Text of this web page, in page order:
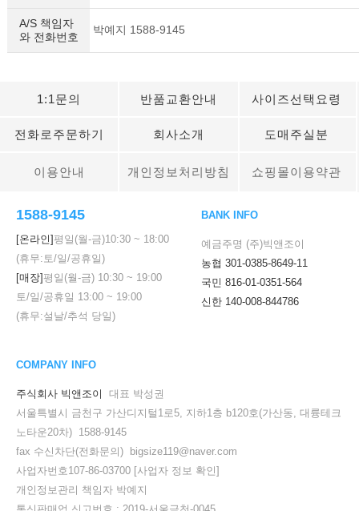
A/S 책임자
와 전화번호
박예지 1588-9145
1:1문의 반품교환안내 사이즈선택요령
전화로주문하기 회사소개 도매주실분
이용안내 개인정보처리방침 쇼핑몰이용약관
1588-9145
[온라인]평일(월-금)10:30 ~ 18:00
(휴무:토/일/공휴일)
[매장]평일(월-금) 10:30 ~ 19:00
토/일/공휴일 13:00 ~ 19:00
(휴무:설날/추석 당일)
BANK INFO
예금주명 (주)빅앤조이
농협 301-0385-8649-11
국민 816-01-0351-564
신한 140-008-844786
COMPANY INFO
주식회사 빅앤조이
대표 박성권
서울특별시 금천구 가산디지털1로5, 지하1층 b120호(가산동, 대륭테크
노타운20차) 1588-9145
fax 수신차단(전화문의) bigsize119@naver.com
사업자번호107-86-03700 [사업자 정보 확인]
개인정보관리 책임자 박예지